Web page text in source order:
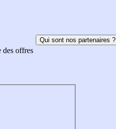
des offres
Qui sont nos partenaires ?